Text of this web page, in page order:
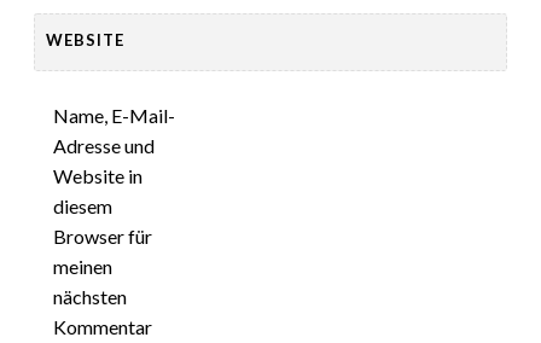
WEBSITE
Name, E-Mail-
Adresse und
Website in
diesem
Browser für
meinen
nächsten
Kommentar